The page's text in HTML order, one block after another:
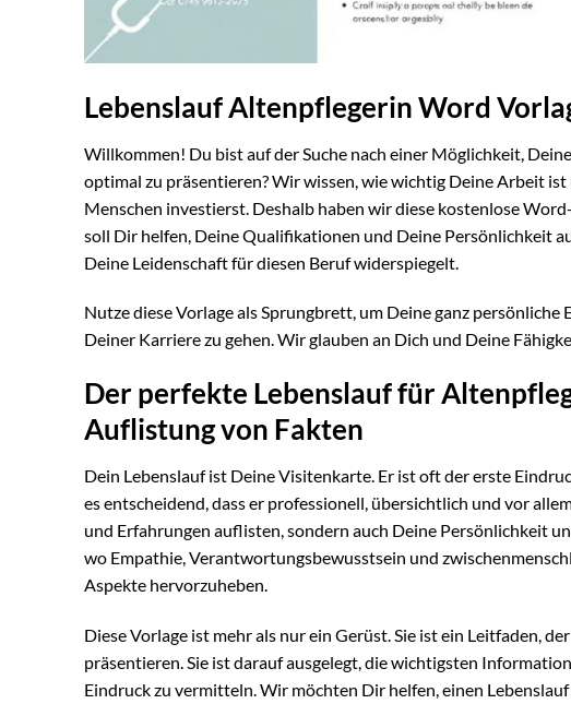
Lebenslauf Altenpflegerin Word
Willkommen! Du bist auf der Suche nach einer Möglichkeit,
optimal zu präsentieren? Wir wissen, wie wichtig Deine Arbeit
Menschen investierst. Deshalb haben wir diese kostenlose
soll Dir helfen, Deine Qualifikationen und Deine Persönlichkeit
Deine Leidenschaft für diesen Beruf widerspiegelt.
Nutze diese Vorlage als Sprungbrett, um Deine ganz
Deiner Karriere zu gehen. Wir glauben an Dich und Deine
Der perfekte Lebenslauf für
Auflistung von Fakten
Dein Lebenslauf ist Deine Visitenkarte. Er ist oft der erste
es entscheidend, dass er professionell, übersichtlich und vor
und Erfahrungen auflisten, sondern auch Deine Persönlichkeit
wo Empathie, Verantwortungsbewusstsein und
Aspekte hervorzuheben.
Diese Vorlage ist mehr als nur ein Gerüst. Sie ist ein Leitfaden,
präsentieren. Sie ist darauf ausgelegt, die wichtigsten
Eindruck zu vermitteln. Wir möchten Dir helfen, einen